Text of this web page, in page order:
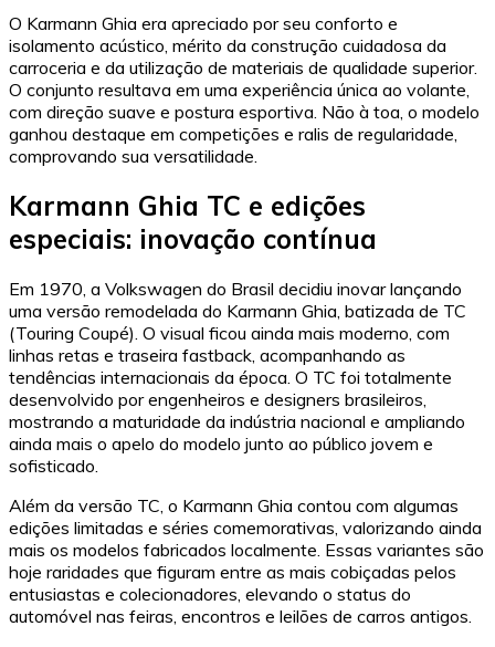
O Karmann Ghia era apreciado por seu conforto e
isolamento acústico, mérito da construção cuidadosa da
carroceria e da utilização de materiais de qualidade superior.
O conjunto resultava em uma experiência única ao volante,
com direção suave e postura esportiva. Não à toa, o modelo
ganhou destaque em competições e ralis de regularidade,
comprovando sua versatilidade.
Karmann Ghia TC e edições
especiais: inovação contínua
Em 1970, a Volkswagen do Brasil decidiu inovar lançando
uma versão remodelada do Karmann Ghia, batizada de TC
(Touring Coupé). O visual ficou ainda mais moderno, com
linhas retas e traseira fastback, acompanhando as
tendências internacionais da época. O TC foi totalmente
desenvolvido por engenheiros e designers brasileiros,
mostrando a maturidade da indústria nacional e ampliando
ainda mais o apelo do modelo junto ao público jovem e
sofisticado.
Além da versão TC, o Karmann Ghia contou com algumas
edições limitadas e séries comemorativas, valorizando ainda
mais os modelos fabricados localmente. Essas variantes são
hoje raridades que figuram entre as mais cobiçadas pelos
entusiastas e colecionadores, elevando o status do
automóvel nas feiras, encontros e leilões de carros antigos.